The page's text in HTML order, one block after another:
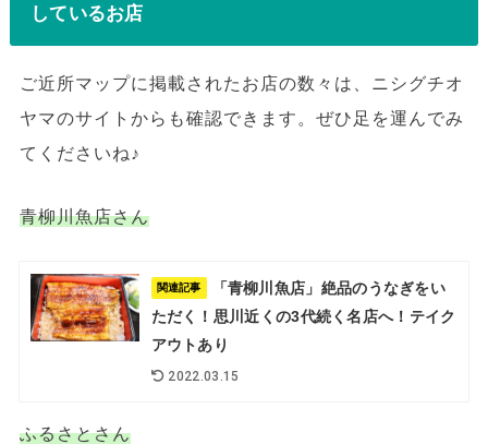
しているお店
ご近所マップに掲載されたお店の数々は、ニシグチオ
ヤマのサイトからも確認できます。ぜひ足を運んでみ
てくださいね♪
青柳川魚店さん
関連記事
「青柳川魚店」絶品のうなぎをい
ただく！思川近くの3代続く名店へ！テイク
アウトあり
2022.03.15
ふるさとさん